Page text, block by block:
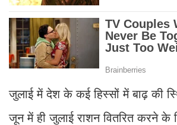
जुलाई में देश के कई हिस्सों में बाढ़ की
जून में ही जुलाई राशन वितरित करने के